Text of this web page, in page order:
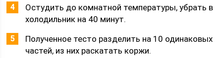
Остудить до комнатной температуры, убрать в
холодильник на 40 минут.
Полученное тесто разделить на 10 одинаковых
частей, из них раскатать коржи.